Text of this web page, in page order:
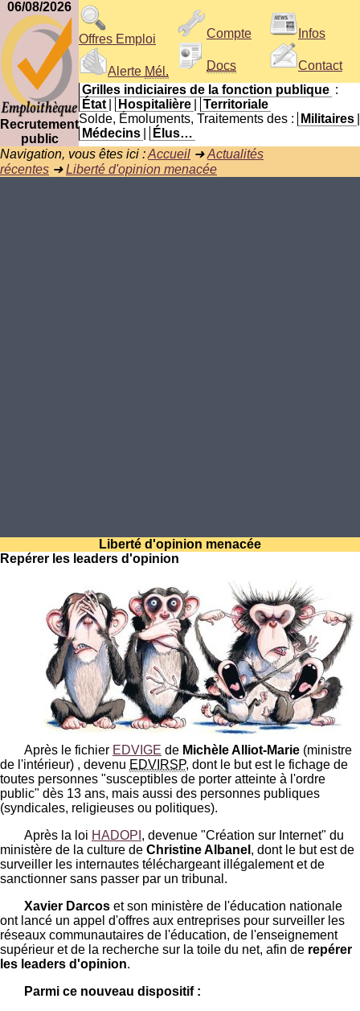
06/08/2026
Recrutement
public
Offres Emploi
Alerte Mél.
Compte
Docs
Infos
Contact
Grilles indiciaires de la fonction publique :
État
Hospitalière
Territoriale
Solde, Émoluments, Traitements des :
Militaires
Médecins
Élus…
Navigation, vous êtes ici :Accueil ➜Actualités
récentes ➜Liberté d'opinion menacée
Liberté d'opinion menacée
Repérer les leaders d'opinion
Après le fichier EDVIGE de Michèle Alliot-Marie (ministre
de l'intérieur) , devenu EDVIRSP, dont le but est le fichage de
toutes personnes "susceptibles de porter atteinte à l'ordre
public" dès 13 ans, mais aussi des personnes publiques
(syndicales, religieuses ou politiques).
Après la loi HADOPI , devenue "Création sur Internet" du
ministère de la culture de Christine Albanel , dont le but est de
surveiller les internautes téléchargeant illégalement et de
sanctionner sans passer par un tribunal.
Xavier Darcos et son ministère de l'éducation nationale
ont lancé un appel d'offres aux entreprises pour surveiller les
réseaux communautaires de l'éducation, de l'enseignement
supérieur et de la recherche sur la toile du net, afin de repérer
les leaders d'opinion.
Parmi ce nouveau dispositif :